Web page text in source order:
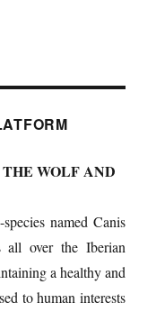
WOLF AND
named Canis
all over the Iberian
a healthy and
to human interests